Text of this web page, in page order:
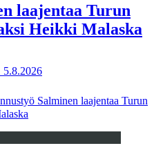
laajentaa Turun
Heikki Malaska
5.8.2026
Salminen laajentaa Turun